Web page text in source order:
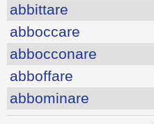
abbittare
abboccare
abbocconare
abboffare
abbominare